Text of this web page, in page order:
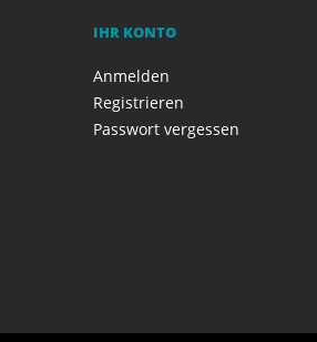
IHR KONTO
Anmelden
Registrieren
Passwort vergessen